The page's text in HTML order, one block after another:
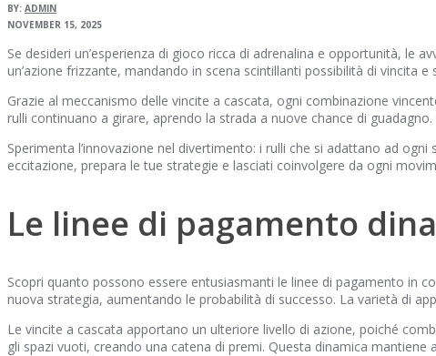
BY: ADMIN
NOVEMBER 15, 2025
Se desideri un’esperienza di gioco ricca di adrenalina e opportunità,
un’azione frizzante, mandando in scena scintillanti possibilità di vincita e
Grazie al meccanismo delle vincite a cascata, ogni combinazione
rulli continuano a girare, aprendo la strada a nuove chance di
Sperimenta l’innovazione nel divertimento: i rulli che si adattano ad
eccitazione, prepara le tue strategie e lasciati coinvolgere da ogni
Le linee di pagamento
Scopri quanto possono essere entusiasmanti le linee di pagamento in
nuova strategia, aumentando le probabilità di successo. La varietà di
Le vincite a cascata apportano un ulteriore livello di azione, poiché
gli spazi vuoti, creando una catena di premi. Questa dinamica